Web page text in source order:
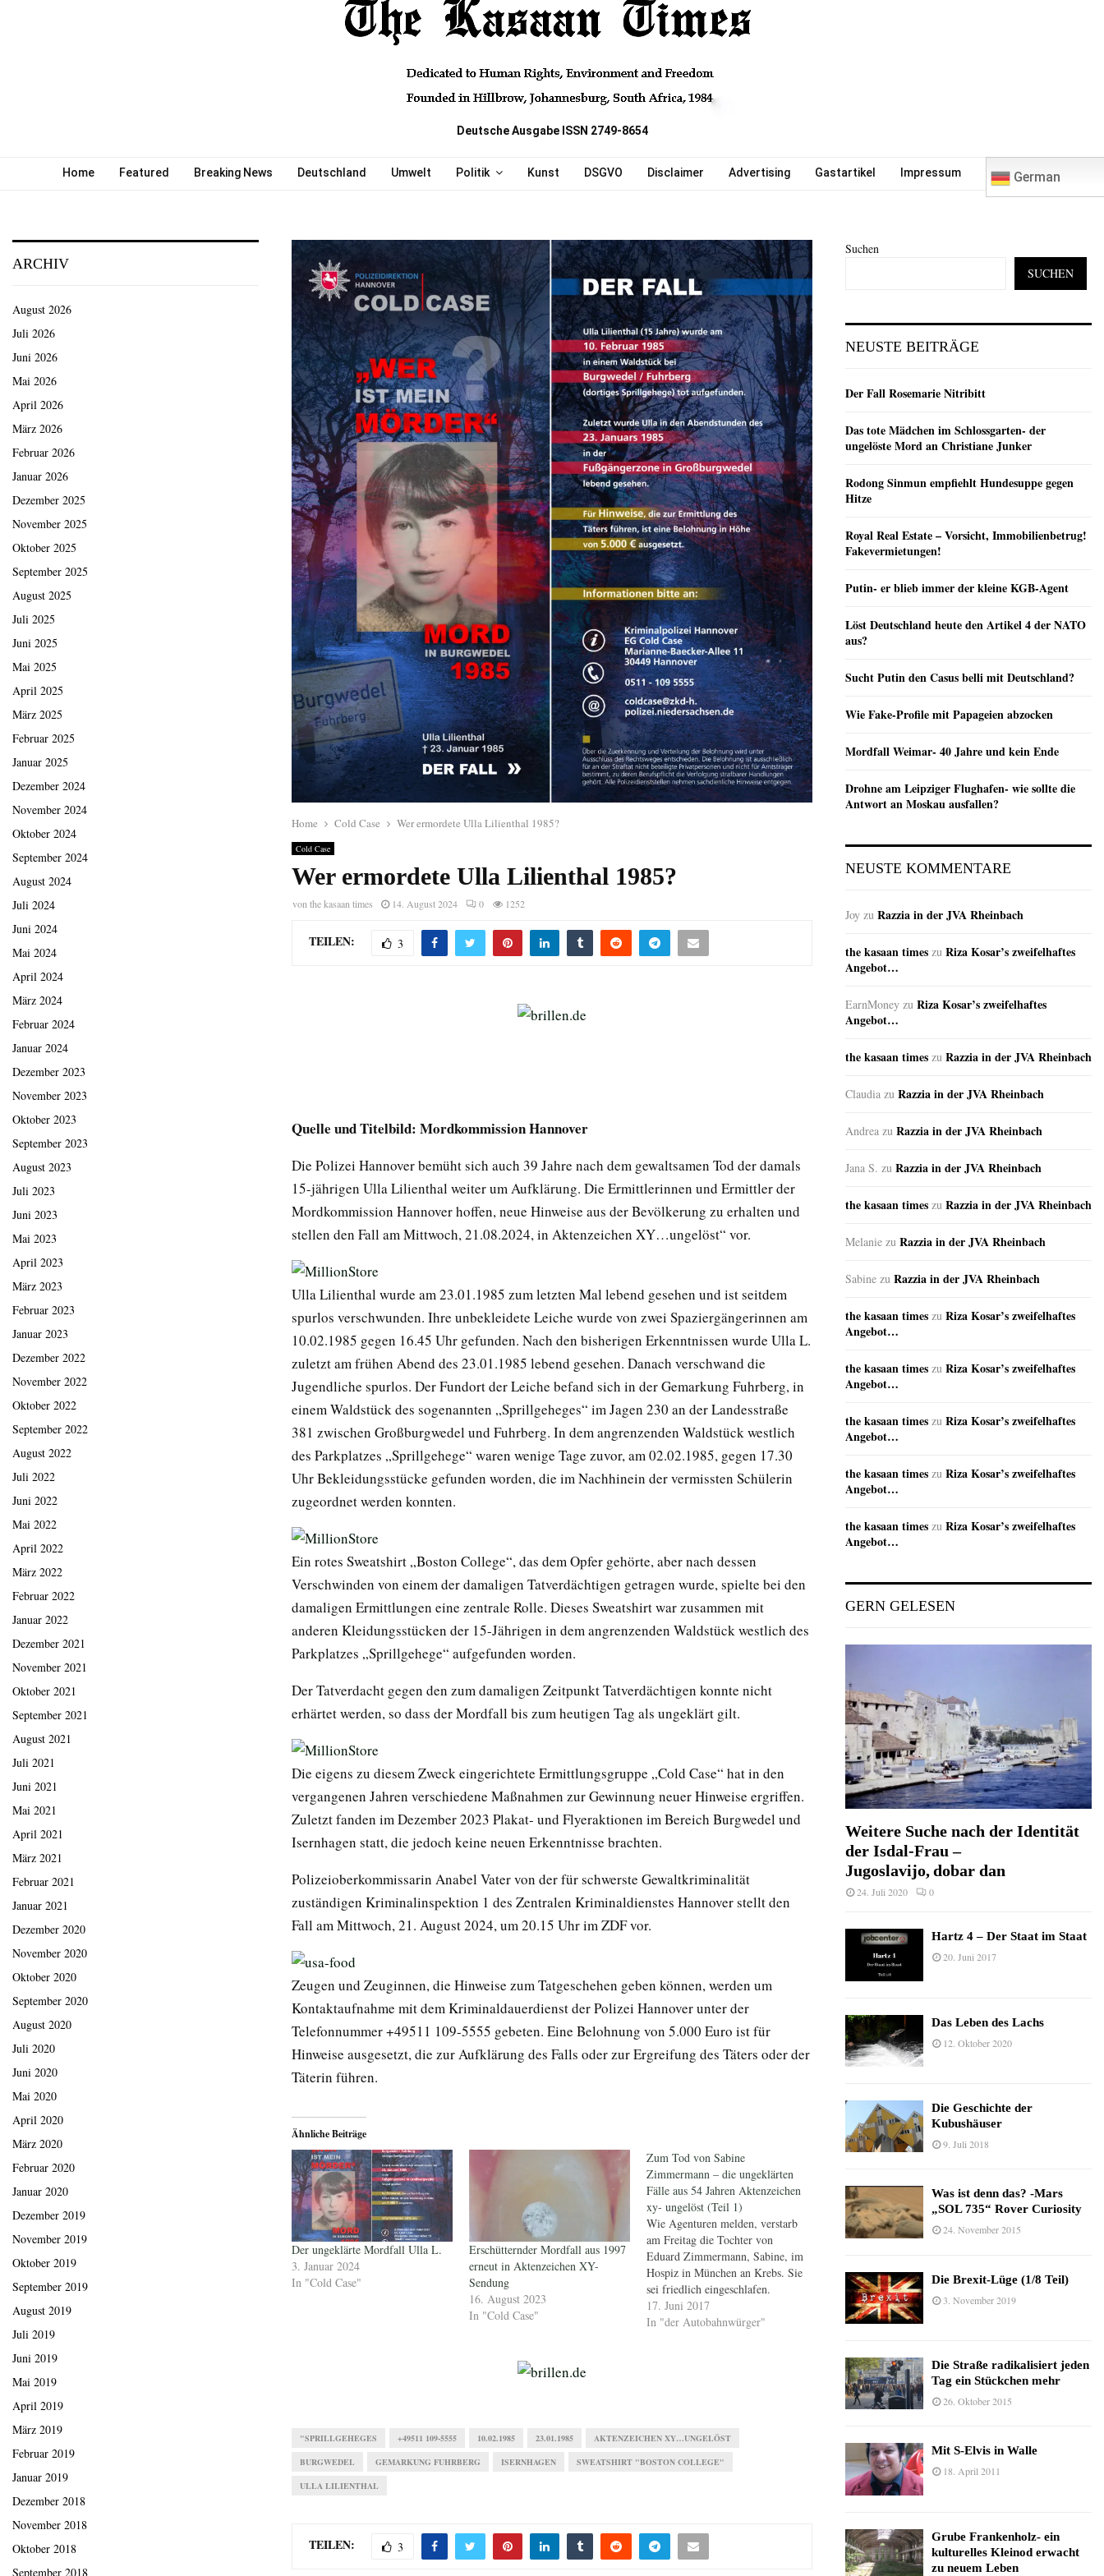
Deutsche Ausgabe ISSN 2749-8654
Home Featured Breaking News Deutschland Umwelt Politik Kunst DSGVO Disclaimer Advertising Gastartikel Impressum German
Home Cold Case Wer ermordete Ulla Lilienthal 1985?
Cold Case
Wer ermordete Ulla Lilienthal 1985?
von the kasaan times 14. August 2024 0 1252
TEILEN: 3
Quelle und Titelbild: Mordkommission Hannover
Die Polizei Hannover bemüht sich auch 39 Jahre nach dem gewaltsamen Tod der damals
15-jährigen Ulla Lilienthal weiter um Aufklärung. Die Ermittlerinnen und Ermittler der
Mordkommission Hannover hoffen, neue Hinweise aus der Bevölkerung zu erhalten und
stellen den Fall am Mittwoch, 21.08.2024, in Aktenzeichen XY…ungelöst“ vor.
Ulla Lilienthal wurde am 23.01.1985 zum letzten Mal lebend gesehen und ist seitdem
spurlos verschwunden. Ihre unbekleidete Leiche wurde von zwei Spaziergängerinnen am
10.02.1985 gegen 16.45 Uhr gefunden. Nach den bisherigen Erkenntnissen wurde Ulla L.
zuletzt am frühen Abend des 23.01.1985 lebend gesehen. Danach verschwand die
Jugendliche spurlos. Der Fundort der Leiche befand sich in der Gemarkung Fuhrberg, in
einem Waldstück des sogenannten „Sprillgeheges“ im Jagen 230 an der Landesstraße
381 zwischen Großburgwedel und Fuhrberg. In dem angrenzenden Waldstück westlich
des Parkplatzes „Sprillgehege“ waren wenige Tage zuvor, am 02.02.1985, gegen 17.30
Uhr Bekleidungsstücke gefunden worden, die im Nachhinein der vermissten Schülerin
zugeordnet werden konnten.
Ein rotes Sweatshirt „Boston College“, das dem Opfer gehörte, aber nach dessen
Verschwinden von einem der damaligen Tatverdächtigen getragen wurde, spielte bei den
damaligen Ermittlungen eine zentrale Rolle. Dieses Sweatshirt war zusammen mit
anderen Kleidungsstücken der 15-Jährigen in dem angrenzenden Waldstück westlich des
Parkplatzes „Sprillgehege“ aufgefunden worden.
Der Tatverdacht gegen den zum damaligen Zeitpunkt Tatverdächtigen konnte nicht
erhärtet werden, so dass der Mordfall bis zum heutigen Tag als ungeklärt gilt.
Die eigens zu diesem Zweck eingerichtete Ermittlungsgruppe „Cold Case“ hat in den
vergangenen Jahren verschiedene Maßnahmen zur Gewinnung neuer Hinweise ergriffen.
Zuletzt fanden im Dezember 2023 Plakat- und Flyeraktionen im Bereich Burgwedel und
Isernhagen statt, die jedoch keine neuen Erkenntnisse brachten.
Polizeioberkommissarin Anabel Vater von der für schwerste Gewaltkriminalität
zuständigen Kriminalinspektion 1 des Zentralen Kriminaldienstes Hannover stellt den
Fall am Mittwoch, 21. August 2024, um 20.15 Uhr im ZDF vor.
Zeugen und Zeuginnen, die Hinweise zum Tatgeschehen geben können, werden um
Kontaktaufnahme mit dem Kriminaldauerdienst der Polizei Hannover unter der
Telefonnummer +49511 109-5555 gebeten. Eine Belohnung von 5.000 Euro ist für
Hinweise ausgesetzt, die zur Aufklärung des Falls oder zur Ergreifung des Täters oder der
Täterin führen.
Ähnliche Beiträge
Der ungeklärte Mordfall Ulla L.
3. Januar 2024
In "Cold Case"
Erschütternder Mordfall aus 1997
erneut in Aktenzeichen XY-
Sendung
16. August 2023
In "Cold Case"
Zum Tod von Sabine
Zimmermann – die ungeklärten
Fälle aus 54 Jahren Aktenzeichen
xy- ungelöst (Teil 1)
Wie Agenturen melden, verstarb
am Freitag die Tochter von
Eduard Zimmermann, Sabine, im
Hospiz in München an Krebs. Sie
sei friedlich eingeschlafen.
Zimmermann wurde 68 Jahre alt.
Zimmermann war lange Jahre
17. Juni 2017
In "der Autobahnwürger"
"SPRILLGEHEGES +49511 109-5555 10.02.1985 23.01.1985 AKTENZEICHEN XY…UNGELÖST
BURGWEDEL GEMARKUNG FUHRBERG ISERNHAGEN SWEATSHIRT "BOSTON COLLEGE"
ULLA LILIENTHAL
TEILEN: 3
ARCHIV
August 2026
Juli 2026
Juni 2026
Mai 2026
April 2026
März 2026
Februar 2026
Januar 2026
Dezember 2025
November 2025
Oktober 2025
September 2025
August 2025
Juli 2025
Juni 2025
Mai 2025
April 2025
März 2025
Februar 2025
Januar 2025
Dezember 2024
November 2024
Oktober 2024
September 2024
August 2024
Juli 2024
Juni 2024
Mai 2024
April 2024
März 2024
Februar 2024
Januar 2024
Dezember 2023
November 2023
Oktober 2023
September 2023
August 2023
Juli 2023
Juni 2023
Mai 2023
April 2023
März 2023
Februar 2023
Januar 2023
Dezember 2022
November 2022
Oktober 2022
September 2022
August 2022
Juli 2022
Juni 2022
Mai 2022
April 2022
März 2022
Februar 2022
Januar 2022
Dezember 2021
November 2021
Oktober 2021
September 2021
August 2021
Juli 2021
Juni 2021
Mai 2021
April 2021
März 2021
Februar 2021
Januar 2021
Dezember 2020
November 2020
Oktober 2020
September 2020
August 2020
Juli 2020
Juni 2020
Mai 2020
April 2020
März 2020
Februar 2020
Januar 2020
Dezember 2019
November 2019
Oktober 2019
September 2019
August 2019
Juli 2019
Juni 2019
Mai 2019
April 2019
März 2019
Februar 2019
Januar 2019
Dezember 2018
November 2018
Oktober 2018
September 2018
Suchen
SUCHEN
NEUSTE BEITRÄGE
Der Fall Rosemarie Nitribitt
Das tote Mädchen im Schlossgarten- der
ungelöste Mord an Christiane Junker
Rodong Sinmun empfiehlt Hundesuppe gegen
Hitze
Royal Real Estate – Vorsicht, Immobilienbetrug!
Fakevermietungen!
Putin- er blieb immer der kleine KGB-Agent
Löst Deutschland heute den Artikel 4 der NATO
aus?
Sucht Putin den Casus belli mit Deutschland?
Wie Fake-Profile mit Papageien abzocken
Mordfall Weimar- 40 Jahre und kein Ende
Drohne am Leipziger Flughafen- wie sollte die
Antwort an Moskau ausfallen?
NEUSTE KOMMENTARE
Joy zu Razzia in der JVA Rheinbach
the kasaan times zu Riza Kosar’s zweifelhaftes
Angebot…
EarnMoney zu Riza Kosar’s zweifelhaftes
Angebot…
the kasaan times zu Razzia in der JVA Rheinbach
Claudia zu Razzia in der JVA Rheinbach
Andrea zu Razzia in der JVA Rheinbach
Jana S. zu Razzia in der JVA Rheinbach
the kasaan times zu Razzia in der JVA Rheinbach
Melanie zu Razzia in der JVA Rheinbach
Sabine zu Razzia in der JVA Rheinbach
the kasaan times zu Riza Kosar’s zweifelhaftes
Angebot…
the kasaan times zu Riza Kosar’s zweifelhaftes
Angebot…
the kasaan times zu Riza Kosar’s zweifelhaftes
Angebot…
the kasaan times zu Riza Kosar’s zweifelhaftes
Angebot…
the kasaan times zu Riza Kosar’s zweifelhaftes
Angebot…
GERN GELESEN
Weitere Suche nach der Identität
der Isdal-Frau –
Jugoslavijo, dobar dan
24. Juli 2020 0
Hartz 4 – Der Staat im Staat
20. Juni 2017
Das Leben des Lachs
12. Oktober 2020
Die Geschichte der
Kubushäuser
9. Juli 2018
Was ist denn das? -Mars
„SOL 735“ Rover Curiosity
24. November 2015
Die Brexit-Lüge (1/8 Teil)
3. November 2019
Die Straße radikalisiert jeden
Tag ein Stückchen mehr
26. Oktober 2015
Mit S-Elvis in Walle
18. April 2011
Grube Frankenholz- ein
kulturelles Kleinod erwacht
zu neuem Leben